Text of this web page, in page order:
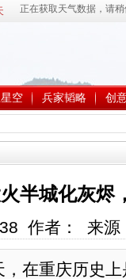
空 兵家韬略 创
半城化灰烬
作者： 来
在重庆历史